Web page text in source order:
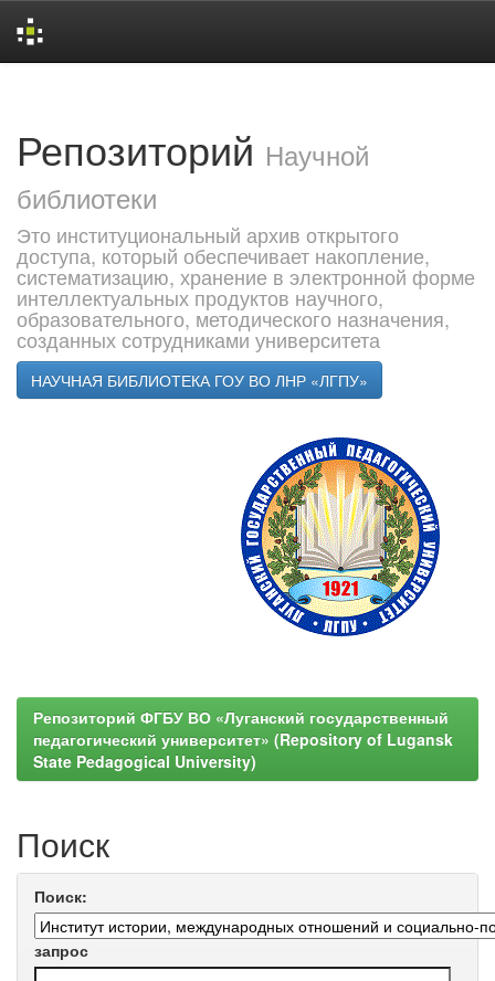
Репозиторий Научной
библиотеки
Это институциональный архив открытого
доступа, который обеспечивает накопление,
систематизацию, хранение в электронной форме
интеллектуальных продуктов научного,
образовательного, методического назначения,
созданных сотрудниками университета
НАУЧНАЯ БИБЛИОТЕКА ГОУ ВО ЛНР «ЛГПУ»
Репозиторий ФГБУ ВО «Луганский государственный
педагогический университет» (Repository of Lugansk
State Pedagogical University)
Поиск
Поиск:
запрос